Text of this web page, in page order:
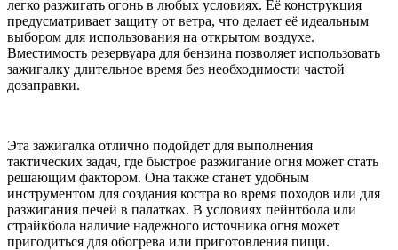
легко разжигать огонь в любых условиях. Её конструкция
предусматривает защиту от ветра, что делает её идеальным
выбором для использования на открытом воздухе.
Вместимость резервуара для бензина позволяет использовать
зажигалку длительное время без необходимости частой
дозаправки.
Эта зажигалка отлично подойдет для выполнения
тактических задач, где быстрое разжигание огня может стать
решающим фактором. Она также станет удобным
инструментом для создания костра во время походов или для
разжигания печей в палатках. В условиях пейнтбола или
страйкбола наличие надежного источника огня может
пригодиться для обогрева или приготовления пищи.